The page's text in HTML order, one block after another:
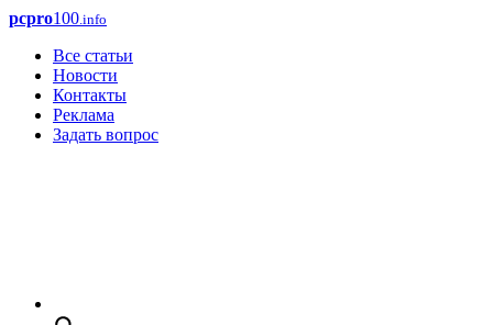
pcpro100.info
Все статьи
Новости
Контакты
Реклама
Задать вопрос